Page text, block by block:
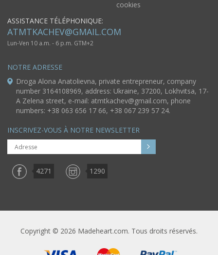
cookies
ASSISTANCE TÉLÉPHONIQUE:
ATMTKACHEV@GMAIL.COM
Lun-Ven 10 a.m. - 6 p.m. GTM+2
NOTRE ADRESSE
Droga Alona Anatolievna, private entrepreneur, company
number 3164108969, address: Ukraine, 37200, Lokhvitsa, 17-
A Zelena street, e-mail: atmtkachev@gmail.com, phone
numbers: +38 063 656 17 66, +38 067 239 57 24.
INSCRIVEZ-VOUS À NOTRE NEWSLETTER
4271 1290
Copyright © 2026 Madeheart.com. Tous droits réservés.